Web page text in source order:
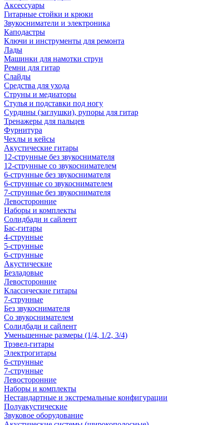
Аксессуары
Гитарные стойки и крюки
Звукосниматели и электроника
Каподастры
Ключи и инструменты для ремонта
Лады
Машинки для намотки струн
Ремни для гитар
Слайды
Средства для ухода
Струны и медиаторы
Стулья и подставки под ногу
Сурдины (заглушки), рупоры для гитар
Тренажеры для пальцев
Фурнитура
Чехлы и кейсы
Акустические гитары
12-струнные без звукоснимателя
12-струнные со звукоснимателем
6-струнные без звукоснимателя
6-струнные со звукоснимателем
7-струнные без звукоснимателя
Левосторонние
Наборы и комплекты
Солидбади и сайлент
Бас-гитары
4-струнные
5-струнные
6-струнные
Акустические
Безладовые
Левосторонние
Классические гитары
7-струнные
Без звукоснимателя
Со звукоснимателем
Солидбади и сайлент
Уменьшенные размеры (1/4, 1/2, 3/4)
Трэвел-гитары
Электрогитары
6-струнные
7-струнные
Левосторонние
Наборы и комплекты
Нестандартные и экстремальные конфигурации
Полуакустические
Звуковое оборудование